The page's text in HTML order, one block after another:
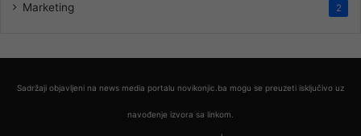
Marketing 2
Sadržaji objavljeni na news media portalu novikonjic.ba mogu se preuzeti isključivo uz
navođenje izvora sa linkom.